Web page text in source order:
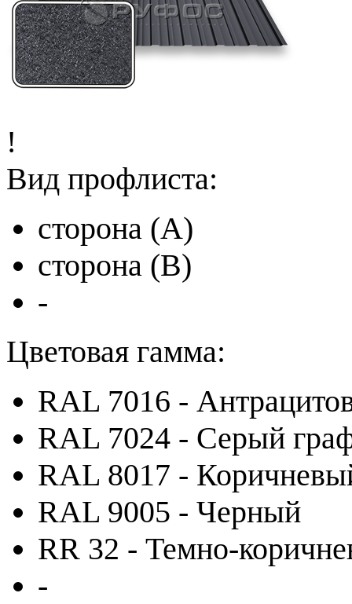
!
Вид профлиста:
сторона (A)
сторона (B)
-
Цветовая гамма:
RAL 7016 -
RAL 7024 - Серый
RAL 8017 -
RAL 9005 - Черный
RR 32 - Темно-
-